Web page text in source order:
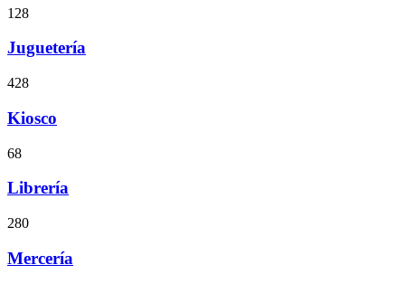
128
Juguetería
428
Kiosco
68
Librería
280
Mercería